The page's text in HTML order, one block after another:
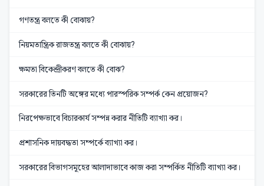
গণতন্ত্র বলতে কী বোঝায়?
নিয়মতান্ত্রিক রাজতন্ত্র বলতে কী বোঝায়?
ক্ষমতা বিকেন্দ্রীকরণ বলতে কী বোঝ?
সরকারের তিনটি অঙ্গের মধ্যে পারস্পরিক সম্পর্ক কেন প্রয়োজন?
নিরপেক্ষভাবে বিচারকার্য সম্পন্ন করার নীতিটি ব্যাখ্যা কর।
প্রশাসনিক দায়বদ্ধতা সম্পর্কে ব্যাখ্যা কর।
সরকারের বিভাগসমূহের আলাদাভাবে কাজ করা সম্পর্কিত নীতিটি ব্যাখ্যা কর।